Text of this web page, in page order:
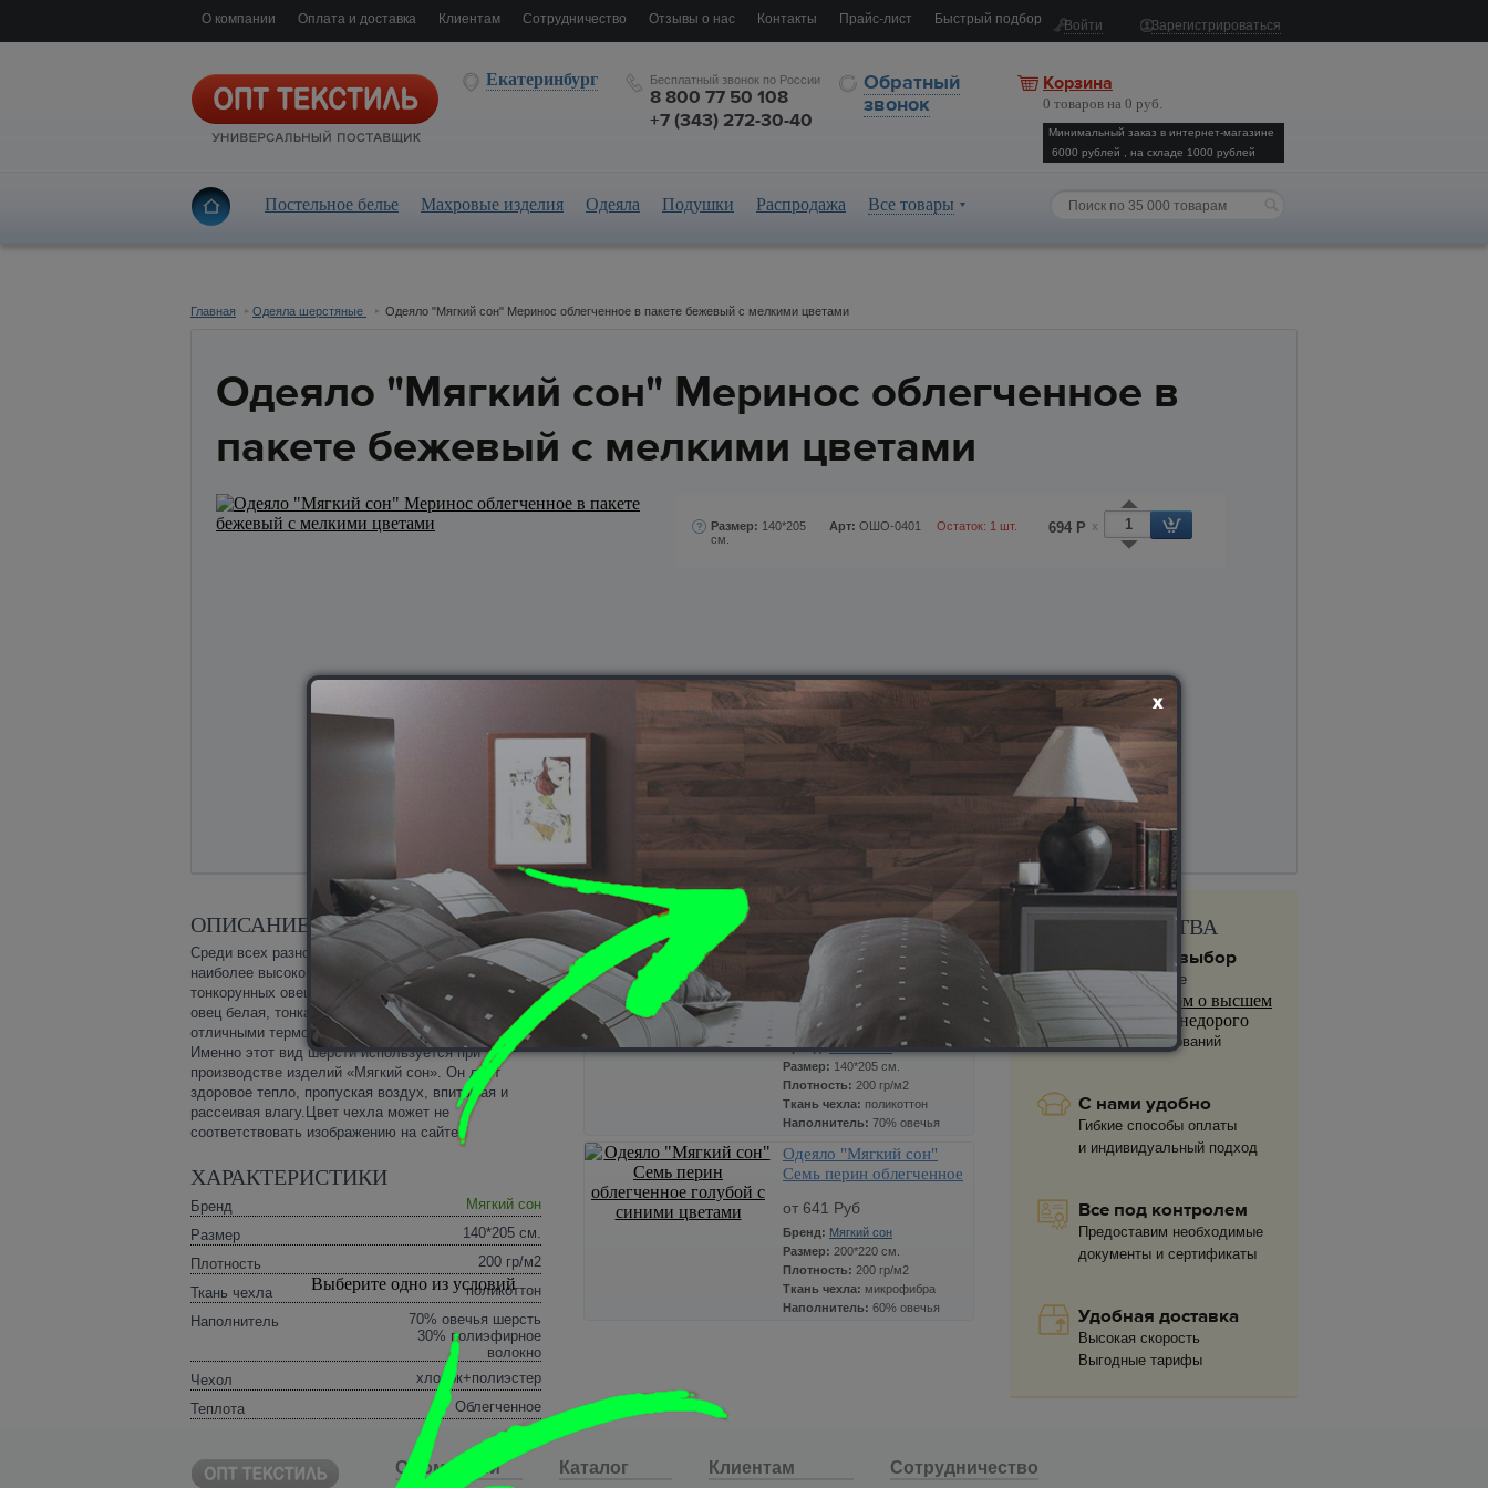
О компании Оплата и доставка Клиентам Сотрудничество Отзывы о нас Контакты Прайс-лист Быстрый подбор Войти Зарегистрироваться
Екатеринбург Бесплатный звонок по России
8 800 77 50 108
+7 (343) 272-30-40
Обратный
звонок
Корзина
0 товаров на 0 руб.
Минимальный заказ в интернет-магазине
6000 рублей , на складе 1000 рублей
Постельное белье Махровые изделия Одеяла Подушки Распродажа Все товары
Главная Одеяла шерстяные Одеяло "Мягкий сон" Меринос облегченное в пакете бежевый с мелкими цветами
Одеяло "Мягкий сон" Меринос облегченное в
пакете бежевый с мелкими цветами
Размер: 140*205
см.
Арт: ОШО-0401 Остаток: 1 шт. 694 Р x
ОПИСАНИЕ ТОВАРА
Среди всех разновидностей овечьей шерсти
наиболее высоко ценится шерсть австралийских
тонкорунных овец породы Меринос. Шерсть этих
овец белая, тонкая, однородная, обладает
отличными терморегулирующими свойствами.
Именно этот вид шерсти используется при
производстве изделий «Мягкий сон». Он дает
здоровое тепло, пропуская воздух, впитывая и
рассеивая влагу.Цвет чехла может не
соответствовать изображению на сайте.
ХАРАКТЕРИСТИКИ
Бренд
Мягкий сон
Размер
140*205 см.
Плотность
200 гр/м2
Ткань чехла
поликоттон
Наполнитель
70% овечья шерсть
30% полиэфирное
волокно
Чехол
хлопок+полиэстер
Теплота
Облегченное
ПОХОЖИЕ ТОВАРЫ
Одеяло "Мягкий сон"
Меринос облегченное в
пакете птички и бабочки
от 694 Руб
Бренд:Мягкий сон
Размер: 140*205 см.
Плотность: 200 гр/м2
Ткань чехла: поликоттон
Наполнитель: 70% овечья
волокно
Чехол:хлопок+полиэстер
Одеяло "Мягкий сон"
Семь перин облегченное
цветами
от 641 Руб
Бренд: Мягкий сон
Размер: 200*220 см.
Плотность: 200 гр/м2
Ткань чехла: микрофибра
Наполнитель: 60% овечья
ПРЕИМУЩЕСТВА
Огромный выбор
На нашем сайте
купить диплом о высшем
образовании
недорого
40 000 наименований
С нами удобно
Гибкие способы оплаты
и индивидуальный подход
Все под контролем
Предоставим необходимые
документы и сертификаты
Удобная доставка
Высокая скорость
Выгодные тарифы
О компании Каталог Клиентам Сотрудничество
Выберите одно из условий